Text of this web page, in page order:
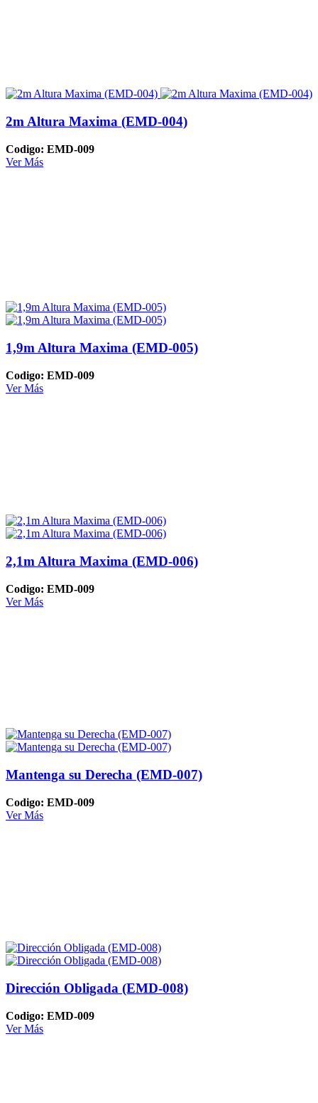
2m Altura Maxima (EMD-004)
Codigo: EMD-009
Ver Más
1,9m Altura Maxima (EMD-005)
Codigo: EMD-009
Ver Más
2,1m Altura Maxima (EMD-006)
Codigo: EMD-009
Ver Más
Mantenga su Derecha (EMD-007)
Codigo: EMD-009
Ver Más
Dirección Obligada (EMD-008)
Codigo: EMD-009
Ver Más